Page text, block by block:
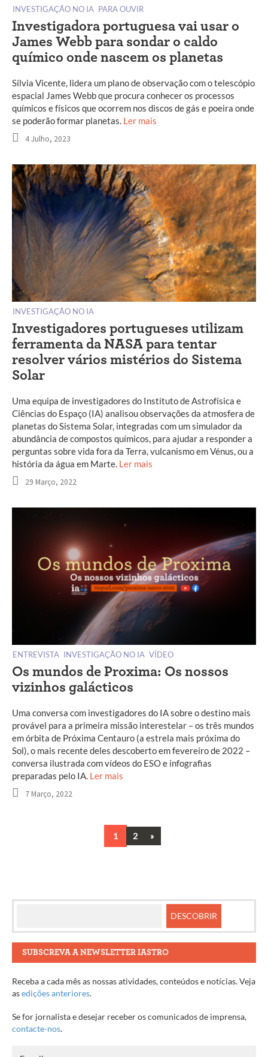
INVESTIGAÇÃO NO IA PARA OUVIR
Investigadora portuguesa vai usar o
James Webb para sondar o caldo
químico onde nascem os planetas
Sílvia Vicente, lidera um plano de observação com o telescópio
espacial James Webb que procura conhecer os processos
químicos e físicos que ocorrem nos discos de gás e poeira onde
se poderão formar planetas. Ler mais
4 Julho, 2023
INVESTIGAÇÃO NO IA
Investigadores portugueses utilizam
ferramenta da NASA para tentar
resolver vários mistérios do Sistema
Solar
Uma equipa de investigadores do Instituto de Astrofísica e
Ciências do Espaço (IA) analisou observações da atmosfera de
planetas do Sistema Solar, integradas com um simulador da
abundância de compostos químicos, para ajudar a responder a
perguntas sobre vida fora da Terra, vulcanismo em Vénus, ou a
história da água em Marte. Ler mais
29 Março, 2022
ENTREVISTA INVESTIGAÇÃO NO IA VÍDEO
Os mundos de Proxima: Os nossos
vizinhos galácticos
Uma conversa com investigadores do IA sobre o destino mais
provável para a primeira missão interestelar – os três mundos
em órbita de Próxima Centauro (a estrela mais próxima do
Sol), o mais recente deles descoberto em fevereiro de 2022 –
conversa ilustrada com vídeos do ESO e infografias
preparadas pelo IA. Ler mais
7 Março, 2022
Navegação
artigos
1 2 Next
»
SUBSCREVA A NEWSLETTER IASTRO
Receba a cada mês as nossas atividades, conteúdos e notícias. Veja
asedições anteriores.
Se for jornalista e desejar receber os comunicados de imprensa,
contacte-nos.